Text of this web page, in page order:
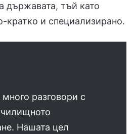
държавата, тъй като
кратко и специализирано.
разговори с
Нашата цел